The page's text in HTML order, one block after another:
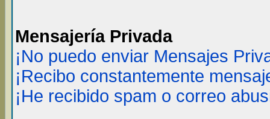
Mensajería Privada
¡No puedo enviar Mensajes
¡Recibo constantemente
¡He recibido spam o correo